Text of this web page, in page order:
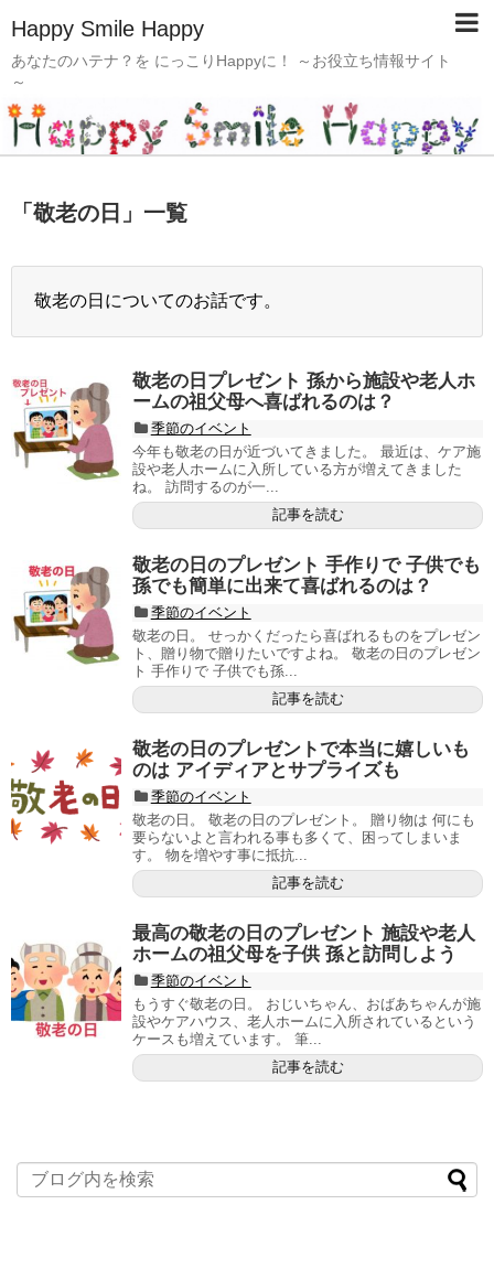
Happy Smile Happy
あなたのハテナ？を にっこりHappyに！ ～お役立ち情報サイト
～
「 敬老の日 」 一覧
敬老の日についてのお話です。
敬老の日プレゼント 孫から施設や老人ホ
ームの祖父母へ喜ばれるのは？
季節のイベント
今年も敬老の日が近づいてきました。 最近は、ケア施
設や老人ホームに入所している方が増えてきました
ね。 訪問するのが一...
記事を読む
敬老の日のプレゼント 手作りで 子供でも
孫でも簡単に出来て喜ばれるのは？
季節のイベント
敬老の日。 せっかくだったら喜ばれるものをプレゼン
ト、贈り物で贈りたいですよね。 敬老の日のプレゼン
ト 手作りで 子供でも孫...
記事を読む
敬老の日のプレゼントで本当に嬉しいも
のは アイディアとサプライズも
季節のイベント
敬老の日。 敬老の日のプレゼント。 贈り物は 何にも
要らないよと言われる事も多くて、困ってしまいま
す。 物を増やす事に抵抗...
記事を読む
最高の敬老の日のプレゼント 施設や老人
ホームの祖父母を子供 孫と訪問しよう
季節のイベント
もうすぐ敬老の日。 おじいちゃん、おばあちゃんが施
設やケアハウス、老人ホームに入所されているという
ケースも増えています。 筆...
記事を読む